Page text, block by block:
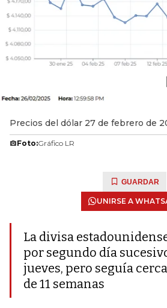
Precios del dólar 27 de febrero de
Foto:Gráfico LR
GUARDAR
UNIRSE A
La divisa
por segundo día
jueves, pero seguía
de 11 semanas